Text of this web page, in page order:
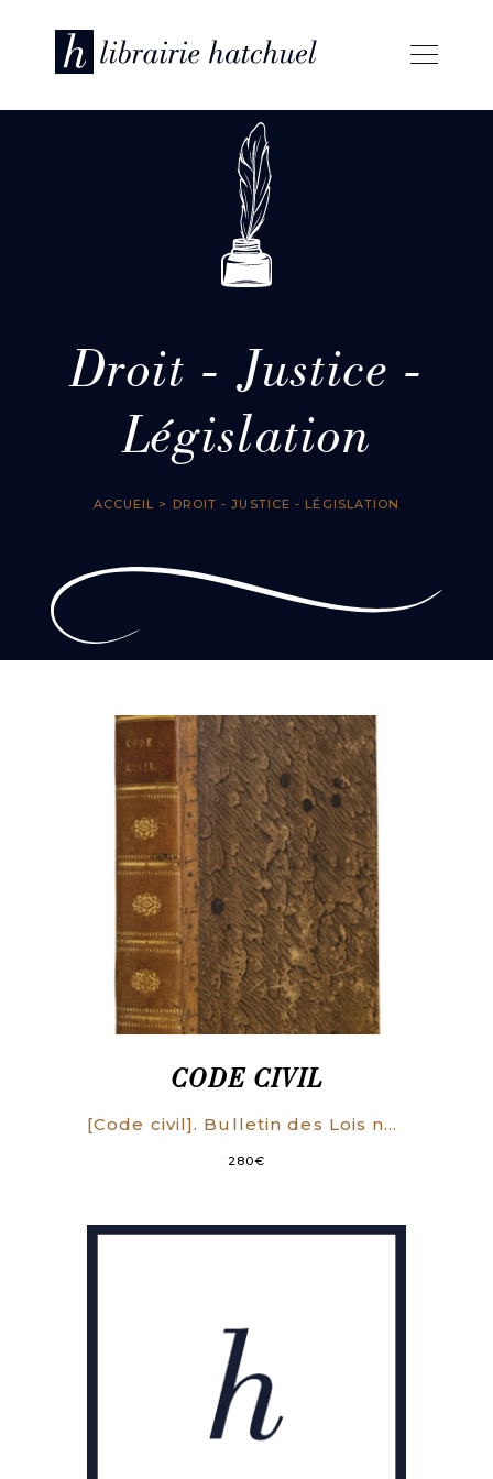
Droit - Justice -
Législation
ACCUEIL > DROIT - JUSTICE - LÉGISLATION
CODE CIVIL
[Code civil]. Bulletin des Lois n°109 bis.
280€